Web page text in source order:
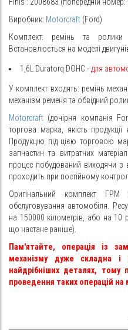
Виробник: Motorcraft (Ford)
Комплект: ремінь та ролики
Встановлюється на моделі
1,6L Duratorq DOHC - для
У комплект входять: ремінь
механізм ременя та обвідний
Motorcraft (дочірня компанія
торгова марка, якість
Продукцію під цією торговою
запчастин та витратних
процес побудований виходячи з
проходить при постійному
Оригінальний комплект
обслуговування автомобіля.
на 150000 кілометрів, або на 10
що настане раніше).
Пам'ятайте, операція із
механізму дуже складна
найдрібніших деталях, тому
проведення таких операцій на